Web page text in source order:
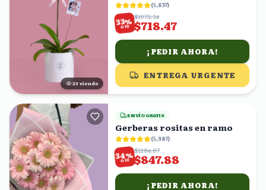
24 viendo
(5,637)
33%
OFF
$1072.34
$718.47
¡PEDIR AHORA!
ENTREGA URGENTE
ENVÍO GRATIS
Gerberas rositas en ramo
(5,987)
34%
OFF
$1284.67
$847.88
¡PEDIR AHORA!